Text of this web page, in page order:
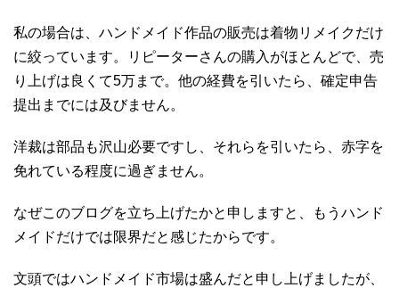
私の場合は、ハンドメイド作品の販売は着物リメイクだけ
に絞っています。リピーターさんの購入がほとんどで、売
り上げは良くて5万まで。他の経費を引いたら、確定申告
提出までには及びません。
洋裁は部品も沢山必要ですし、それらを引いたら、赤字を
免れている程度に過ぎません。
なぜこのブログを立ち上げたかと申しますと、もうハンド
メイドだけでは限界だと感じたからです。
文頭ではハンドメイド市場は盛んだと申し上げましたが、